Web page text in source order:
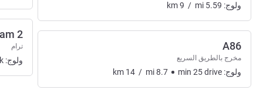
ولوج: km9 / mi 5.59
A86
مخرج بالطريق السريع
ولوج: km 14 / mi8.7 min 25drive
2
ترام
ولوج: